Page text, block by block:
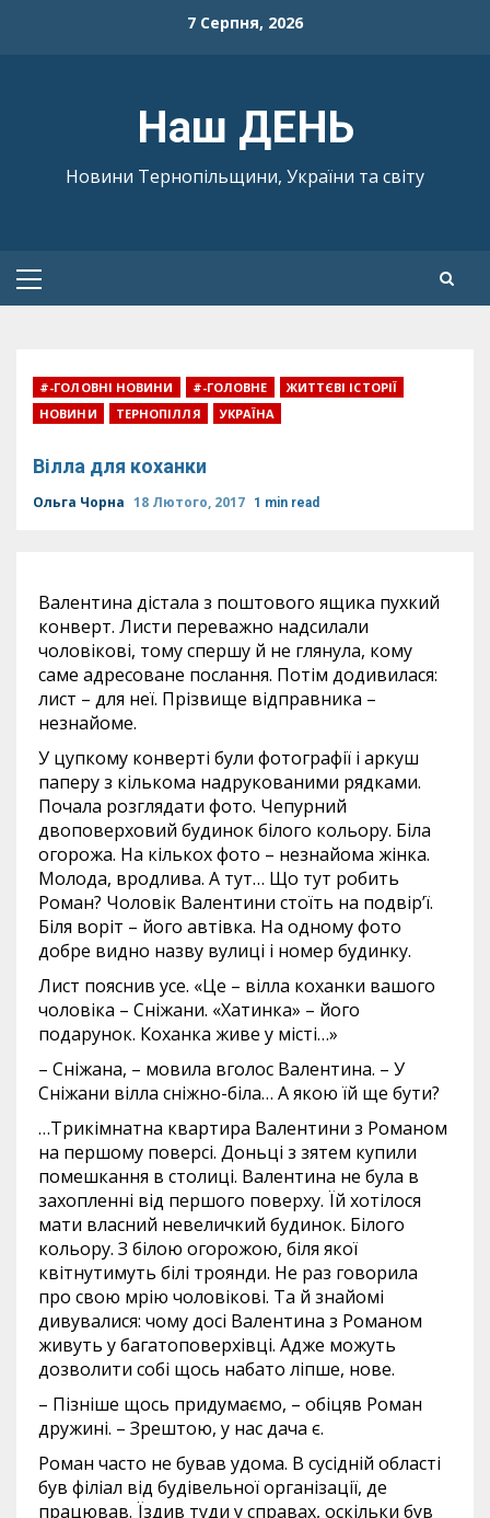
7 Серпня, 2026
Наш ДЕНЬ
Новини Тернопільщини, України та світу
Primary
#-ГОЛОВНІ НОВИНИ #-ГОЛОВНЕ
ЖИТТЄВІ ІСТОРІЇ
НОВИНИ
ТЕРНОПІЛЛЯ УКРАЇНА
Вілла для коханки
Ольга Чорна 18 Лютого, 2017 1 min read
Валентина дістала з поштового ящика пухкий
конверт. Листи переважно надсилали
чоловікові, тому спершу й не глянула, кому
саме адресоване послання. Потім додивилася:
лист – для неї. Прізвище відправника –
незнайоме.
У цупкому конверті були фотографії і аркуш
паперу з кількома надрукованими рядками.
Почала розглядати фото. Чепурний
двоповерховий будинок білого кольору. Біла
огорожа. На кількох фото – незнайома жінка.
Молода, вродлива. А тут… Що тут робить
Роман? Чоловік Валентини стоїть на подвір’ї.
Біля воріт – його автівка. На одному фото
добре видно назву вулиці і номер будинку.
Лист пояснив усе. «Це – вілла коханки вашого
чоловіка – Сніжани. «Хатинка» – його
подарунок. Коханка живе у місті…»
– Сніжана, – мовила вголос Валентина. – У
Сніжани вілла сніжно-біла… А якою їй ще бути?
…Трикімнатна квартира Валентини з Романом
на першому поверсі. Доньці з зятем купили
помешкання в столиці. Валентина не була в
захопленні від першого поверху. Їй хотілося
мати власний невеличкий будинок. Білого
кольору. З білою огорожою, біля якої
квітнутимуть білі троянди. Не раз говорила
про свою мрію чоловікові. Та й знайомі
дивувалися: чому досі Валентина з Романом
живуть у багатоповерхівці. Адже можуть
дозволити собі щось набато ліпше, нове.
– Пізніше щось придумаємо, – обіцяв Роман
дружині. – Зрештою, у нас дача є.
Роман часто не бував удома. В сусідній області
був філіал від будівельної організації, де
працював. Їздив туди у справах, оскільки був